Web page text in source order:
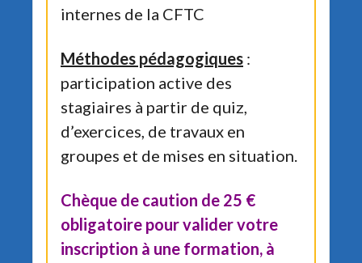
internes de la CFTC
Méthodes pédagogiques :
participation active des
stagiaires à partir de quiz,
d’exercices, de travaux en
groupes et de mises en situation.
Chèque de caution de 25 €
obligatoire pour valider votre
inscription à une formation, à